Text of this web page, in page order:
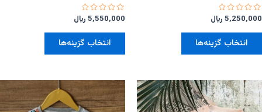
امتیاز
از
5,250,000 ﷼
انتخاب گزینه‌ها
این
مختلفی
می
امتیاز
از
5,550,000 ﷼
انتخاب گزینه‌ها
این
مختلفی
می